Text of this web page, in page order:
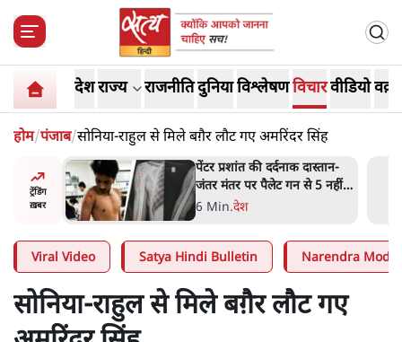
देशराज्य राजनीतिदुनियाविश्लेषणविचारवीडियो
होम/पंजाब/सोनिया-राहुल से मिले बग़ैर लौट गए अमरिंदर सिंह
ट्रेंडिंग
ख़बर
5 नहीं,
क्या 95 साल पुराने भारतीय
सांख्यिकी संस्थान की स्वायत्तता पर
भी अब मंडरा रहा ख़तरा?
8 Min.विश्लेषण
Viral Video Satya Hindi Bulletin Narendra Modi
सोनिया-राहुल से मिले बग़ैर लौट गए